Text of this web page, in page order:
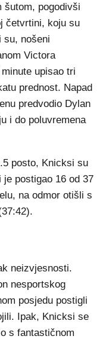
pogodivši
četvrtini, koju su
su, nošeni
Victora
upisao tri
prednost. Napad
predvodio Dylan
i do poluvremena
posto, Knicksi su
postigao 16 od 37
na odmor otišli s
neizvjesnosti.
nesportskog
posjedu postigli
Ipak, Knicksi se
s fantastičnom